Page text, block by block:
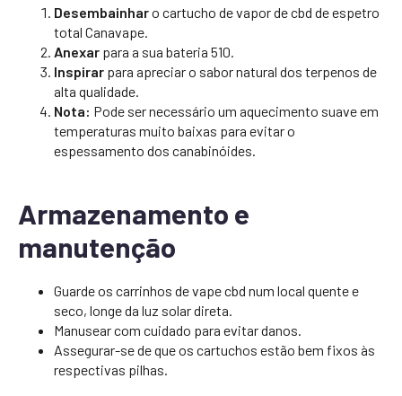
Desembainharo cartucho de vapor de cbd de espetro
total Canavape.
Anexar para a sua bateria 510.
Inspirar para apreciar o sabor natural dos terpenos de
alta qualidade.
Nota: Pode ser necessário um aquecimento suave em
temperaturas muito baixas para evitar o
espessamento dos canabinóides.
Armazenamento e
manutenção
Guarde os carrinhos de vape cbd num local quente e
seco, longe da luz solar direta.
Manusear com cuidado para evitar danos.
Assegurar-se de que os cartuchos estão bem fixos às
respectivas pilhas.